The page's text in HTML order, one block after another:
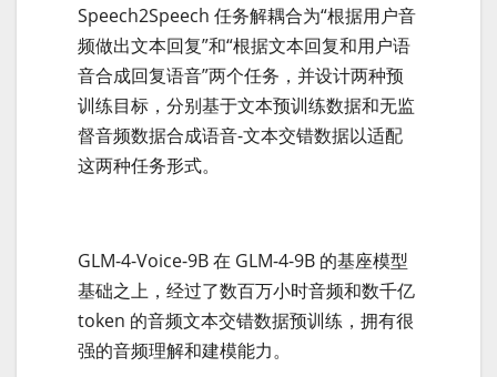
Speech2Speech 任务解耦合为“根据用户音
频做出文本回复”和“根据文本回复和用户语
音合成回复语音”两个任务，并设计两种预
训练目标，分别基于文本预训练数据和无监
督音频数据合成语音-文本交错数据以适配
这两种任务形式。
GLM-4-Voice-9B 在 GLM-4-9B 的基座模型
基础之上，经过了数百万小时音频和数千亿
token 的音频文本交错数据预训练，拥有很
强的音频理解和建模能力。